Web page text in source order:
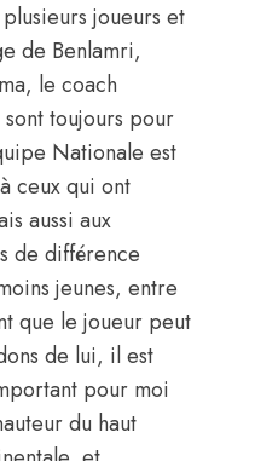
joueurs et
de Benlamri,
le coach
toujours pour
Nationale est
ceux qui ont
aussi aux
de différence
jeunes, entre
que le joueur peut
de lui, il est
pour moi
du haut